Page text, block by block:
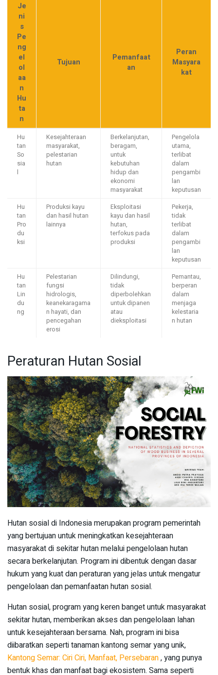
Je
ni
s
Pe
ng
el
ol
aa
n
Hu
ta
n
Tujuan
Pemanfaat
an
Peran
Masyara
kat
Hu
tan
So
sia
l
Kesejahteraan
masyarakat,
pelestarian
hutan
Berkelanjutan,
beragam,
untuk
kebutuhan
hidup dan
ekonomi
masyarakat
Pengelola
utama,
terlibat
dalam
pengambi
lan
keputusan
Hu
tan
Pro
du
ksi
Produksi kayu
dan hasil hutan
lainnya
Eksploitasi
kayu dan hasil
hutan,
terfokus pada
produksi
Pekerja,
tidak
terlibat
dalam
pengambi
lan
keputusan
Hu
tan
Lin
du
ng
Pelestarian
fungsi
hidrologis,
keanekaragama
n hayati, dan
pencegahan
erosi
Dilindungi,
tidak
diperbolehkan
untuk dipanen
atau
dieksploitasi
Pemantau,
berperan
dalam
menjaga
kelestaria
n hutan
Peraturan Hutan Sosial
Hutan sosial di Indonesia merupakan program pemerintah
yang bertujuan untuk meningkatkan kesejahteraan
masyarakat di sekitar hutan melalui pengelolaan hutan
secara berkelanjutan. Program ini dibentuk dengan dasar
hukum yang kuat dan peraturan yang jelas untuk mengatur
pengelolaan dan pemanfaatan hutan sosial.
Hutan sosial, program yang keren banget untuk masyarakat
sekitar hutan, memberikan akses dan pengelolaan lahan
untuk kesejahteraan bersama. Nah, program ini bisa
diibaratkan seperti tanaman kantong semar yang unik,
Kantong Semar: Ciri Ciri, Manfaat, Persebaran, yang punya
bentuk khas dan manfaat bagi ekosistem. Sama seperti